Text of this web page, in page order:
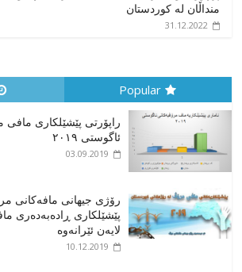
منداڵان لە کوردستان
31.12.2022
Popular
راپۆرتی پێشێلكاری
ئاگوستی ٢٠١٩
03.09.2019
رۆژی جیهانی مافەکانی
پێشێلکاری ڕادەبەدەری
لایەن ئێرانەوە
10.12.2019